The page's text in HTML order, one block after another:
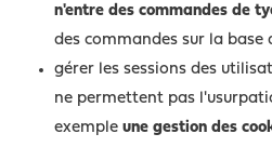
n'entre des commandes de
des commandes sur la base
gérer les sessions des
ne permettent pas
exemple une gestion des